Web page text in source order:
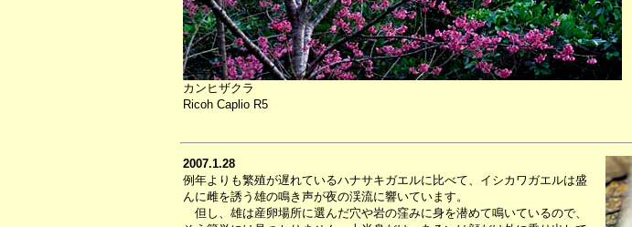
カンヒザクラ
Ricoh Caplio R5
2007.1.28
例年よりも繁殖が遅れているハナサキガエルに比べて、イシカワガエルは盛
んに雌を誘う雄の鳴き声が夜の渓流に響いています。
但し、雄は産卵場所に選んだ穴や岩の窪みに身を潜めて鳴いているので、